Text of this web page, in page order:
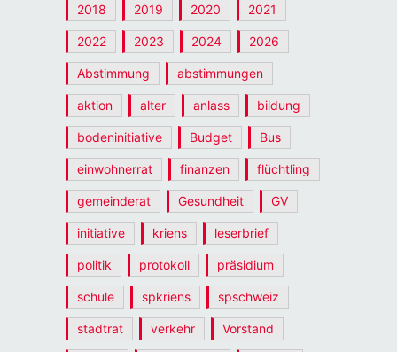
2018 2019 2020 2021
2022 2023 2024 2026
Abstimmung abstimmungen
aktion alter anlass bildung
bodeninitiative Budget Bus
einwohnerrat finanzen flüchtling
gemeinderat Gesundheit GV
initiative kriens leserbrief
politik protokoll präsidium
schule spkriens spschweiz
stadtrat verkehr Vorstand